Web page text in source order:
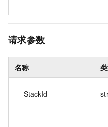
请求参数
名称
StackId